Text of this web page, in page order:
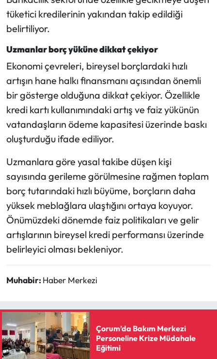
tüketici kredilerinin yakından takip edildiği
belirtiliyor.
Uzmanlar borç yüküne dikkat çekiyor
Ekonomi çevreleri, bireysel borçlardaki hızlı
artışın hane halkı finansmanı açısından önemli
bir gösterge olduğuna dikkat çekiyor. Özellikle
kredi kartı kullanımındaki artış ve faiz yükünün
vatandaşların ödeme kapasitesi üzerinde baskı
oluşturduğu ifade ediliyor.
Uzmanlara göre yasal takibe düşen kişi
sayısında gerileme görülmesine rağmen toplam
borç tutarındaki hızlı büyüme, borçların daha
yüksek meblağlara ulaştığını ortaya koyuyor.
Önümüzdeki dönemde faiz politikaları ve gelir
artışlarının bireysel kredi performansı üzerinde
belirleyici olması bekleniyor.
Muhabir: Haber Merkezi
Çorum’da Bakım Merkezi
Personeline Krize Müdahale
Eğitimi